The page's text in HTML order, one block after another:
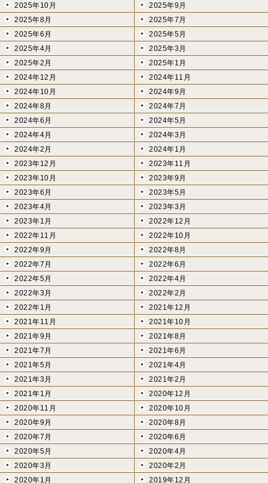
2025年10月
2025年9月
2025年8月
2025年7月
2025年6月
2025年5月
2025年4月
2025年3月
2025年2月
2025年1月
2024年12月
2024年11月
2024年10月
2024年9月
2024年8月
2024年7月
2024年6月
2024年5月
2024年4月
2024年3月
2024年2月
2024年1月
2023年12月
2023年11月
2023年10月
2023年9月
2023年6月
2023年5月
2023年4月
2023年3月
2023年1月
2022年12月
2022年11月
2022年10月
2022年9月
2022年8月
2022年7月
2022年6月
2022年5月
2022年4月
2022年3月
2022年2月
2022年1月
2021年12月
2021年11月
2021年10月
2021年9月
2021年8月
2021年7月
2021年6月
2021年5月
2021年4月
2021年3月
2021年2月
2021年1月
2020年12月
2020年11月
2020年10月
2020年9月
2020年8月
2020年7月
2020年6月
2020年5月
2020年4月
2020年3月
2020年2月
2020年1月
2019年12月